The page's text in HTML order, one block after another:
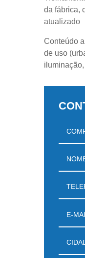
da fábrica,
atualizado
Conteúdo
de uso